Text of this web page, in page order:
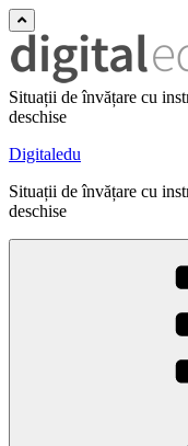
Situații de învățare cu
deschise
Digitaledu
Situații de învățare cu
deschise